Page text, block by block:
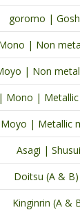
goromo |
| Non
| Non
Mono | Metallic
| Metallic
Asagi | Shusui
Doitsu (A & B)
Kinginrin (A &